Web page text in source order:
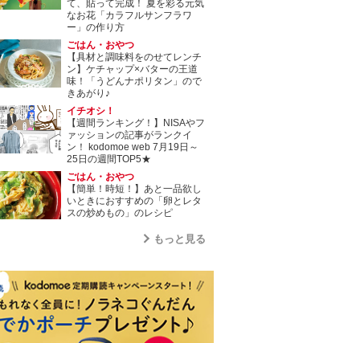
て、貼って完成！ 夏を彩る元気
なお花「カラフルサンフラワ
ー」の作り方
ごはん・おやつ
【具材と調味料をのせてレンチ
ン】ケチャップ×バターの王道
味！「うどんナポリタン」ので
きあがり♪
イチオシ！
【週間ランキング！】NISAやフ
ァッションの記事がランクイ
ン！ kodomoe web 7月19日～
25日の週間TOP5★
ごはん・おやつ
【簡単！時短！】あと一品欲し
いときにおすすめの「卵とレタ
スの炒めもの」のレシピ
もっと見る